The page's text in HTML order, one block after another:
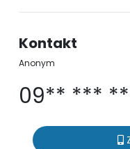
Kontakt
Anonym
09** ***